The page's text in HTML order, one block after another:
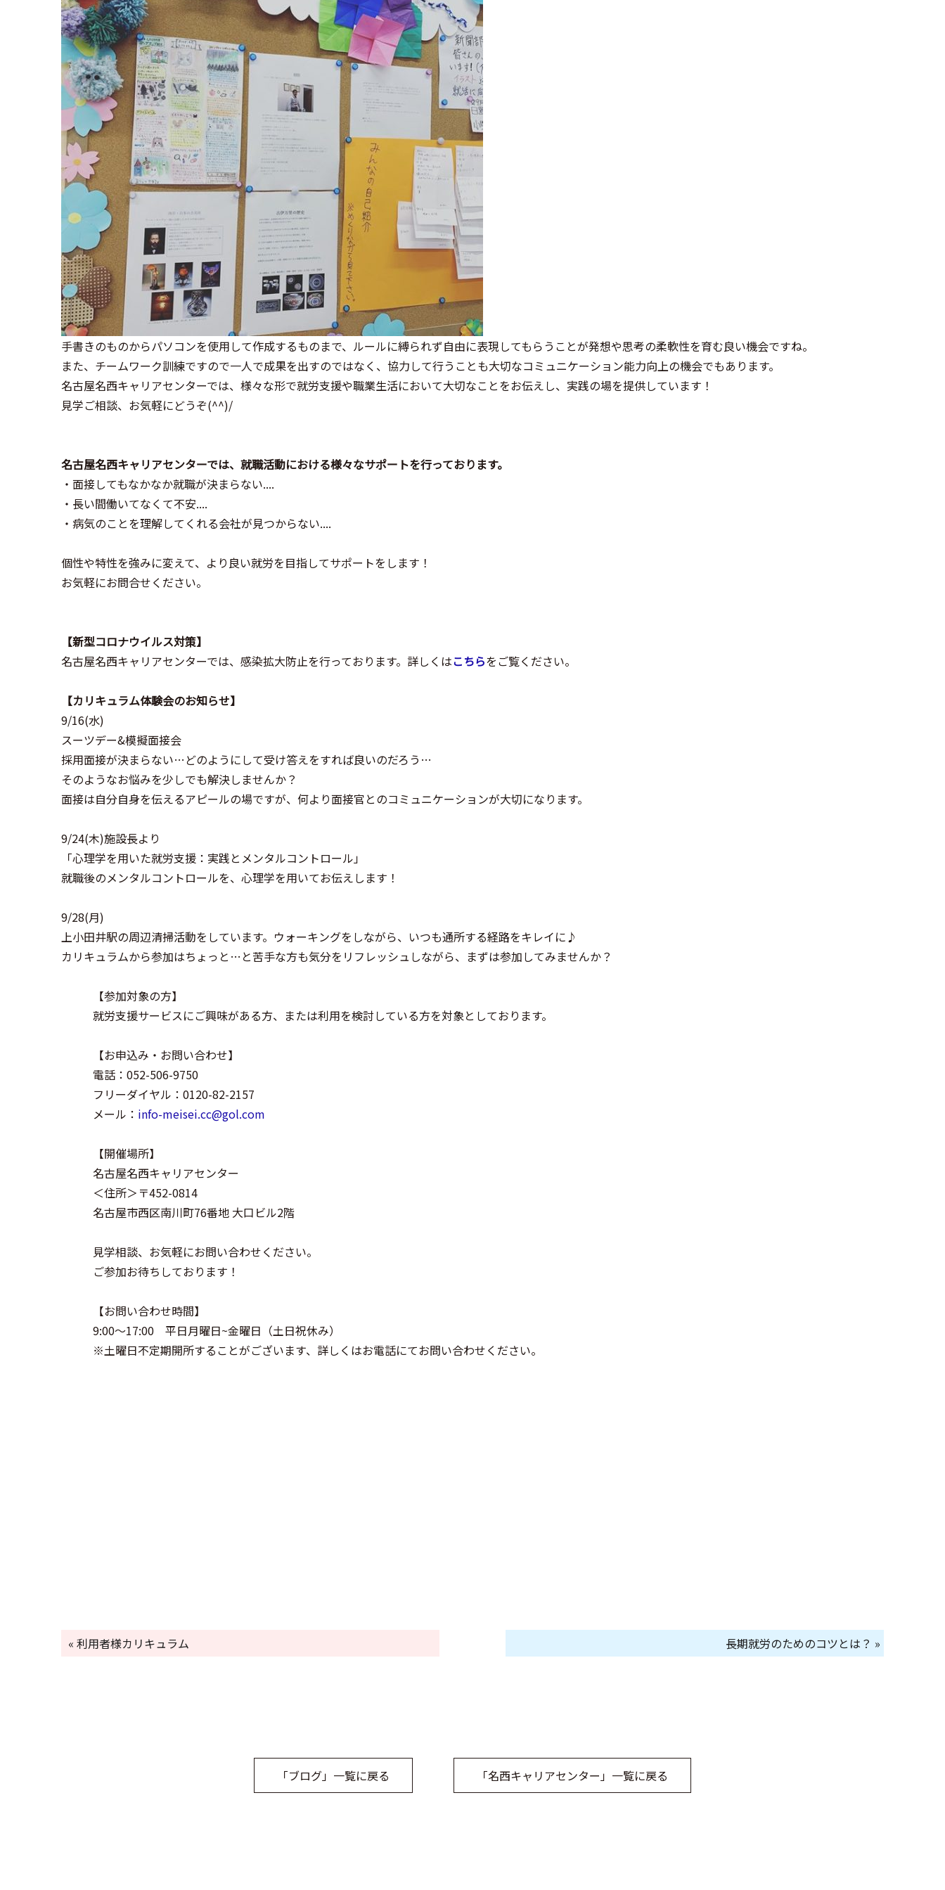
手書きのものからパソコンを使用して作成するものまで、ルールに縛られず自由に表現してもらうことが発想や思考の柔軟性を育む良い機会ですね。
また、チームワーク訓練ですので一人で成果を出すのではなく、協力して行うことも大切なコミュニケーション能力向上の機会でもあります。
名古屋名西キャリアセンターでは、様々な形で就労支援や職業生活において大切なことをお伝えし、実践の場を提供しています！
見学ご相談、お気軽にどうぞ(^^)/
名古屋名西キャリアセンターでは、就職活動における様々なサポートを行っております。
・面接してもなかなか就職が決まらない....
・長い間働いてなくて不安....
・病気のことを理解してくれる会社が見つからない....
個性や特性を強みに変えて、より良い就労を目指してサポートをします！
お気軽にお問合せください。
【新型コロナウイルス対策】
名古屋名西キャリアセンターでは、感染拡大防止を行っております。詳しくはこちらをご覧ください。
【カリキュラム体験会のお知らせ】
9/16(水)
スーツデー&模擬面接会
採用面接が決まらない…どのようにして受け答えをすれば良いのだろう…
そのようなお悩みを少しでも解決しませんか？
面接は自分自身を伝えるアピールの場ですが、何より面接官とのコミュニケーションが大切になります。
9/24(木)施設長より
「心理学を用いた就労支援：実践とメンタルコントロール」
就職後のメンタルコントロールを、心理学を用いてお伝えします！
9/28(月)
上小田井駅の周辺清掃活動をしています。 ウォーキングをしながら、いつも通所する経路をキレイに♪
カリキュラムから参加はちょっと…と苦手な方も気分をリフレッシュしながら、まずは参加してみませんか？
【参加対象の方】
就労支援サービスにご興味がある方、または利用を検討している方を対象としております。
【お申込み・お問い合わせ】
電話：052-506-9750
フリーダイヤル：0120-82-2157
メール： info-meisei.cc@gol.com
【開催場所】
名古屋名西キャリアセンター
＜住所＞〒452-0814
名古屋市西区南川町76番地 大口ビル2階
見学相談、お気軽にお問い合わせください。
ご参加お待ちしております！
【お問い合わせ時間】
9:00～17:00 平日月曜日~金曜日（土日祝休み）
※土曜日不定期開所することがございます、詳しくはお電話にてお問い合わせください。
« 利用者様カリキュラム 長期就労のためのコツとは？ »
「ブログ」一覧に戻る 「名西キャリアセンター」一覧に戻る